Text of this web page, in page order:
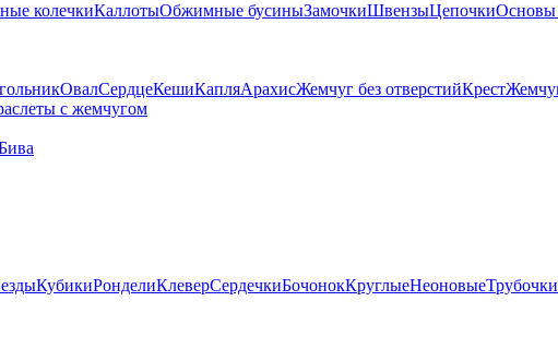
колечкиКаллотыОбжимные бусиныЗамочкиШвензыЦепочкиОсновы
ОвалСердцеКешиКапляАрахисЖемчуг без отверстийКрест
с жемчугом
КубикиРонделиКлеверСердечкиБочонокКруглыеНеоновыеТрубочки